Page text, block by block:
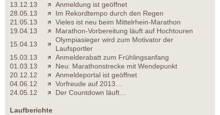
13.12.13
Anmeldung ist geöffnet
28.05.13
Im Rekordtempo durch den Regen
21.05.13
Vieles ist neu beim Mittelrhein-Marathon
19.04.13
Marathon-Vorbereitung läuft auf Hochtouren
15.04.13
Olympiasieger wird zum Motivator der
Laufsportler
15.03.13
Anmelderabatt zum Frühlingsanfang
01.03.13
Neu: Marathonstrecke mit Wendepunkt
20.12.12
Anmeldeportal ist geöffnet
04.06.12
Vorfreude auf 2013…
24.05.12
Der Countdown läuft…
Laufberichte